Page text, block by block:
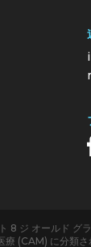
オールド グラ
(CAM) に分類